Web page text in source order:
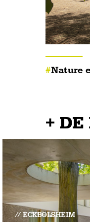
Nature
+ DE
ECKBOLSHEIM